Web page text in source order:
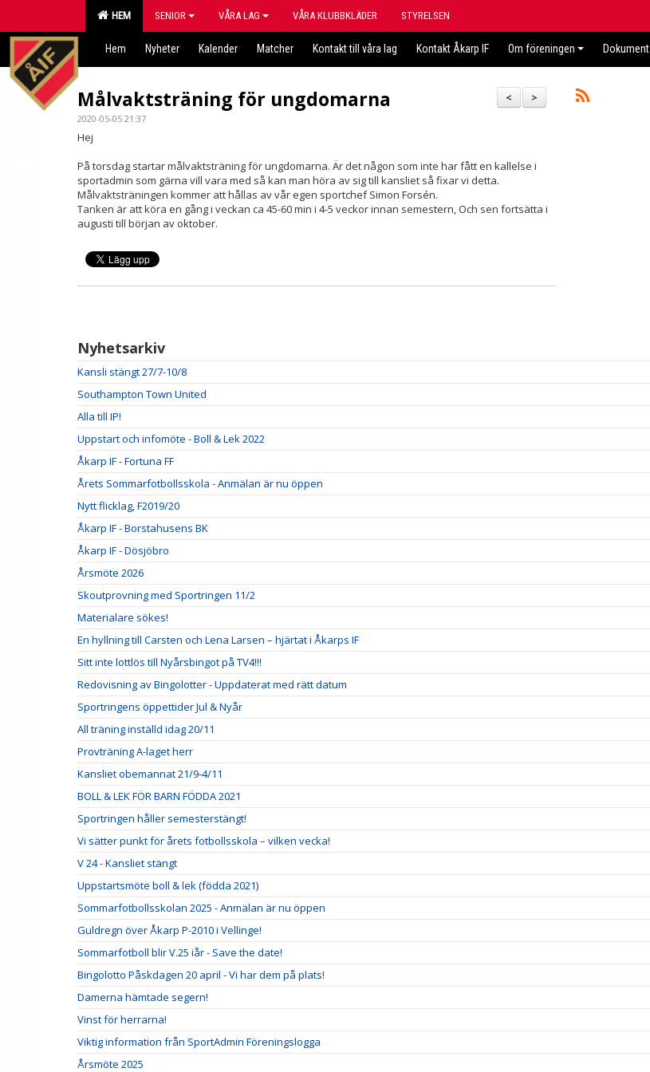
HEM SENIOR VÅRA LAG VÅRA KLUBBKLÄDER STYRELSEN
Hem Nyheter Kalender Matcher Kontakt till våra lag Kontakt Åkarp IF Om föreningen Dokument
>
<
Målvaktsträning för ungdomarna
2020-05-05 21:37
Hej
På torsdag startar målvaktsträning för ungdomarna. Är det någon som inte har fått en kallelse i
sportadmin som gärna vill vara med så kan man höra av sig till kansliet så fixar vi detta.
Målvaktsträningen kommer att hållas av vår egen sportchef Simon Forsén.
Tanken är att köra en gång i veckan ca 45-60 min i 4-5 veckor innan semestern, Och sen fortsätta i
augusti till början av oktober.
Nyhetsarkiv
Kansli stängt 27/7-10/8
Southampton Town United
Alla till IP!
Uppstart och infomöte - Boll & Lek 2022
Åkarp IF - Fortuna FF
Årets Sommarfotbollsskola - Anmälan är nu öppen
Nytt flicklag, F2019/20
Åkarp IF - Borstahusens BK
Åkarp IF - Dösjöbro
Årsmöte 2026
Skoutprovning med Sportringen 11/2
Materialare sökes!
En hyllning till Carsten och Lena Larsen – hjärtat i Åkarps IF
Sitt inte lottlös till Nyårsbingot på TV4!!!
Redovisning av Bingolotter - Uppdaterat med rätt datum
Sportringens öppettider Jul & Nyår
All träning inställd idag 20/11
Provträning A-laget herr
Kansliet obemannat 21/9-4/11
BOLL & LEK FÖR BARN FÖDDA 2021
Sportringen håller semesterstängt!
Vi sätter punkt för årets fotbollsskola – vilken vecka!
V 24 - Kansliet stängt
Uppstartsmöte boll & lek (födda 2021)
Sommarfotbollsskolan 2025 - Anmälan är nu öppen
Guldregn över Åkarp P-2010 i Vellinge!
Sommarfotboll blir V.25 iår - Save the date!
Bingolotto Påskdagen 20 april - Vi har dem på plats!
Damerna hämtade segern!
Vinst för herrarna!
Viktig information från SportAdmin Föreningslogga
Årsmöte 2025